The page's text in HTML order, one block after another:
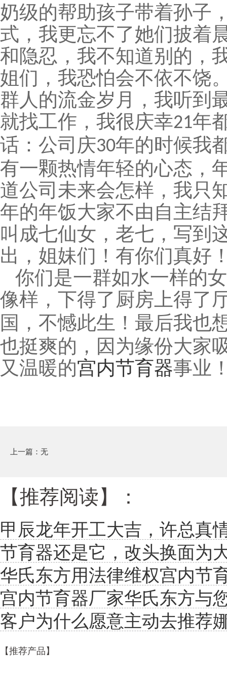
奶级的帮助孩子带着孙子
式，我更忘不了她们披着
和隐忍，我不知道别的，
姐们，我恐怕会不依不饶
群人的流金岁月，我听到
就找工作，我很庆幸21年
话：公司庆30年的时候我
有一颗热情年轻的心态，
道公司未来会怎样，我只
年的年饭大家不由自主结
叫成七仙女，老七，写到
出，姐妹们！有你们真好
你们是一群如水一样的
像样，下得了厨房上得了
国，不憾此生 ！ 最后我也
也挺爽的，因为缘份大家
又温暖的宫内节育器事业
上一篇：无
【推荐阅读】：
甲辰龙年开工大吉，许总真
节育器还是它，改头换面为
华氏东方用法律维权宫内节
宫内节育器厂家华氏东方与
客户为什么愿意主动去推荐
【推荐产品】